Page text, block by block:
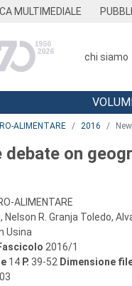
MULTIMEDIALE
chi siamo
ALIMENTARE 2016
debate on
ALIMENTARE
Nelson R. Granja Toledo,
Usina
2016/1
14 P. 39-52 Dimensione